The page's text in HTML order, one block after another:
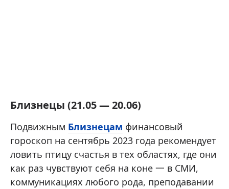
Близнецы (21.05 — 20.06)
Подвижным Близнецам финансовый
гороскоп на сентябрь 2023 года рекомендует
ловить птицу счастья в тех областях, где они
как раз чувствуют себя на коне 一 в СМИ,
коммуникациях любого рода, преподавании